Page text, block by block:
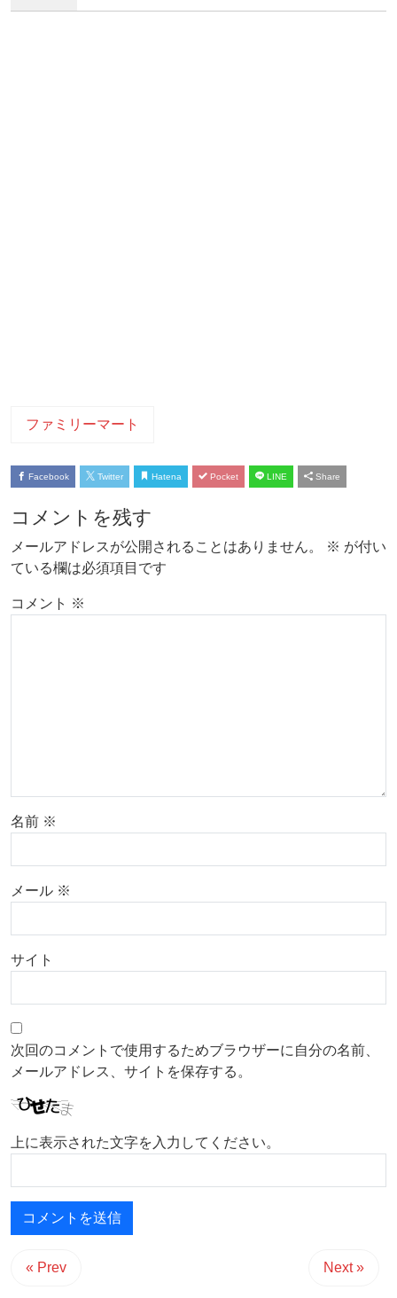
ファミリーマート
Facebook Twitter Hatena Pocket LINE Share
コメントを残す
メールアドレスが公開されることはありません。 ※ が付い
ている欄は必須項目です
コメント ※
名前 ※
メール ※
サイト
次回のコメントで使用するためブラウザーに自分の名前、
メールアドレス、サイトを保存する。
上に表示された文字を入力してください。
« Prev Next »